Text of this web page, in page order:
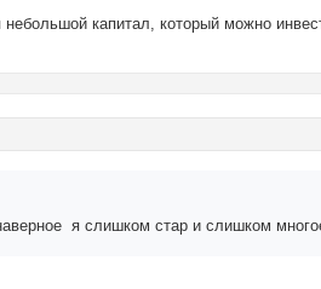
капитал, который можно
я слишком стар и слишком